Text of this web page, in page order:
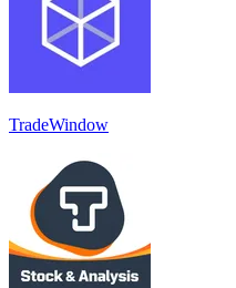
TradeWindow